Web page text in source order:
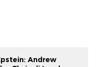
Andrew